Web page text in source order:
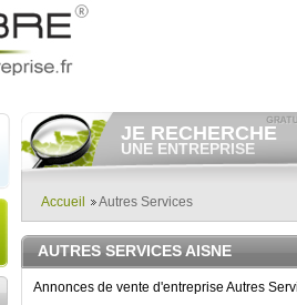
JE RECHERCHE
UNE ENTREPRISE
Consulter gratuitementles
vendre.
Et/ou déposer
votre recherche d'entreprise.
RECHERCHER UNE
ANNONCE
Accueil Autres Services
AUTRES SERVICES AISNE
Annonces de vente d'entreprise Autres